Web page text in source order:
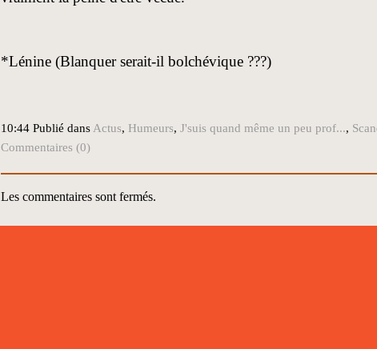
*Lénine (Blanquer serait-il bolchévique ???)
10:44 Publié dans Actus, Humeurs, J'suis quand même un peu prof...,
Commentaires (0)
Les commentaires sont fermés.